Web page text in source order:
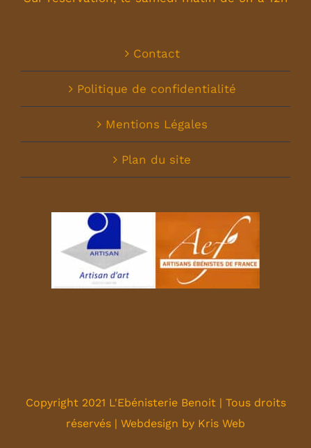
Contact
Politique de confidentialité
Mentions Légales
Plan du site
Copyright 2021 L'Ebénisterie Benoit | Tous droits
réservés | Webdesign by Kris Web